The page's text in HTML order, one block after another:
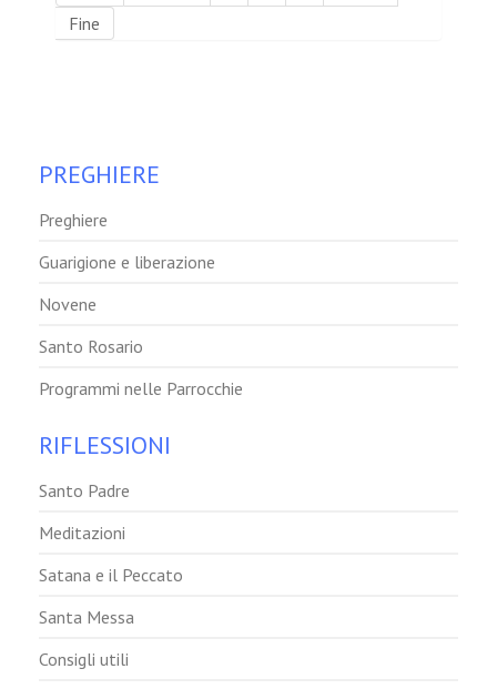
Fine
PREGHIERE
Preghiere
Guarigione e liberazione
Novene
Santo Rosario
Programmi nelle Parrocchie
RIFLESSIONI
Santo Padre
Meditazioni
Satana e il Peccato
Santa Messa
Consigli utili